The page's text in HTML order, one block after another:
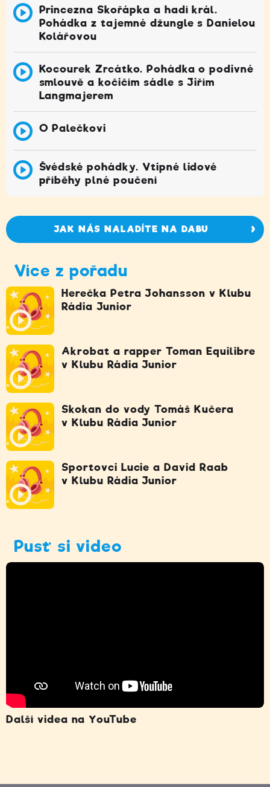
Princezna Skořápka a hadí král.
Pohádka z tajemné džungle s Danielou
Kolářovou
Kocourek Zrcátko. Pohádka o podivné
smlouvě a kočičím sádle s Jiřím
Langmajerem
O Palečkovi
Švédské pohádky. Vtipné lidové
příběhy plné poučení
JAK NÁS NALADÍTE NA DABU
Více z pořadu
Herečka Petra Johansson v Klubu
Rádia Junior
Akrobat a rapper Toman Equilibre
v Klubu Rádia Junior
Skokan do vody Tomáš Kučera
v Klubu Rádia Junior
Sportovci Lucie a David Raab
v Klubu Rádia Junior
Pusť si video
Další videa na YouTube